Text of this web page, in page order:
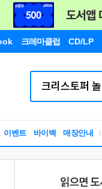
크레마클럽 CD/LP
이벤트 바이백 매장안내